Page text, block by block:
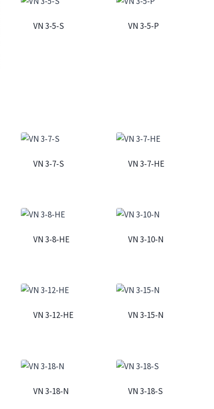
VN 3-5-S VN 3-5-P
VN 3-7-S VN 3-7-HE
VN 3-8-HE VN 3-10-N
VN 3-12-HE VN 3-15-N
VN 3-18-N VN 3-18-S